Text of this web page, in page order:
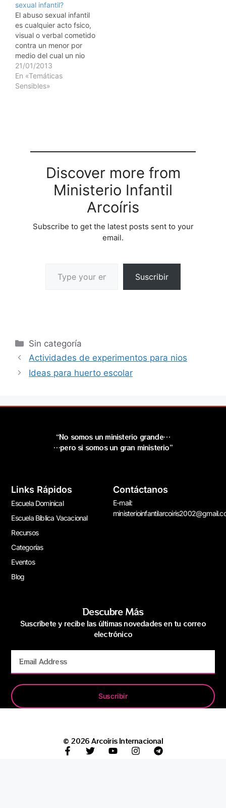
sexual infantil?
El abuso sexual infantil
es cualquier acto fsico,
visual o verbal cometido
contra un menor por
medio del cual un nio
mayor o un adulto
obtienen placer sexual.
A menudo el abuso lo
21/01/2013
En «Temáticas
Sensibles»
Discover more from
Ministerio Infantil
Arcoíris
Subscribe to get the latest posts sent to your
email.
Suscribir
Sin categoría
Actividades de experimentos para nios
Ideas para huerto escolar
“No somos un ministerio grande…
…pero si somos un gran ministerio”
Links Rápidos
Escuela Dominical
Escuela Bíblica Vacacional
Recursos
Categorías
Eventos
Blog
Contáctanos
E-mail:
Descubre Más
Suscríbete y recibe las últimas novedades en tu correo
electrónico
Suscribir
© 2026 Arcoíris Internacional